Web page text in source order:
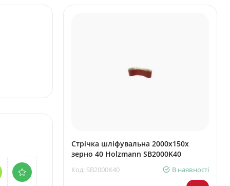
Стрічка шліфувальна 2000x150x
зерно 40 Holzmann SB2000K40
Код: SB2000K40 В наявності